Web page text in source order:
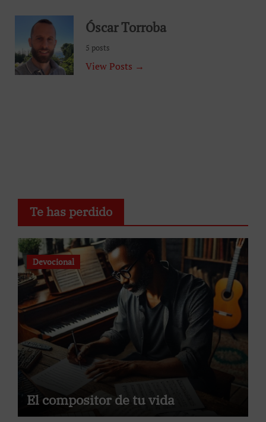
Óscar Torroba
5 posts
View Posts →
Te has perdido
Devocional
El compositor de tu vida